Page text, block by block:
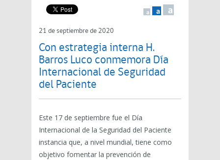
a a a
21 de septiembre de 2020
Con estrategia interna H.
Barros Luco conmemora Día
Internacional de Seguridad
del Paciente
Este 17 de septiembre fue el Día
Internacional de la Seguridad del Paciente
instancia que, a nivel mundial, tiene como
objetivo fomentar la prevención de